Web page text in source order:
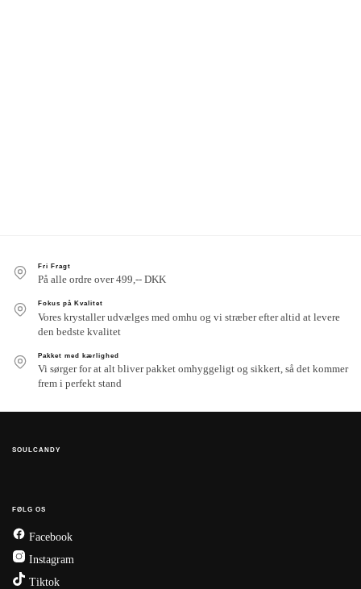
Fri Fragt
På alle ordre over 499,-- DKK
Fokus på Kvalitet
Vores krystaller udvælges med omhu og vi stræber efter altid at levere
den bedste kvalitet
Pakket med kærlighed
Vi sørger for at alt bliver pakket omhyggeligt og sikkert, så det kommer
frem i perfekt stand
SOULCANDY
FØLG OS
Facebook
Instagram
Tiktok